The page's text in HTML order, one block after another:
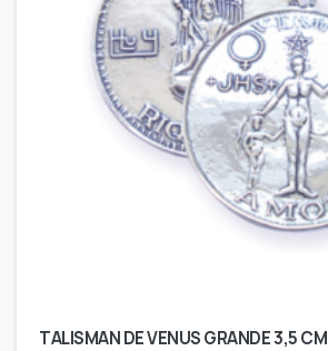
TALISMAN DE VENUS GRANDE 3,5 CM